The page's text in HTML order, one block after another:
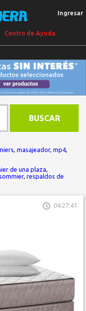
Centro de Ayuda
Ingresar
BUSCAR
masajeador, mp4
de una plaza,
, respaldos de
04:27:41